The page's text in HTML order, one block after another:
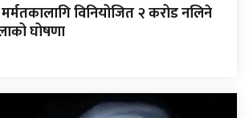
विनियोजित २ करोड नलिने
घोषणा